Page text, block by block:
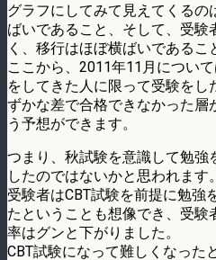
グラフにしてみて見えてくる
ばいであること、そして、受験
く、移行はほぼ横ばいであるこ
ここから、2011年11月につい
をしてきた人に限って受験を
ずかな差で合格できなかった層
う予想ができます。
つまり、秋試験を意識して勉強
したのではないかと思われま
受験者はCBT試験を前提に勉強
たということも想像でき、受験
率はグンと下がりました。
CBT試験になって難しくなった